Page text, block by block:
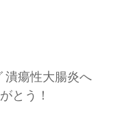
とう！